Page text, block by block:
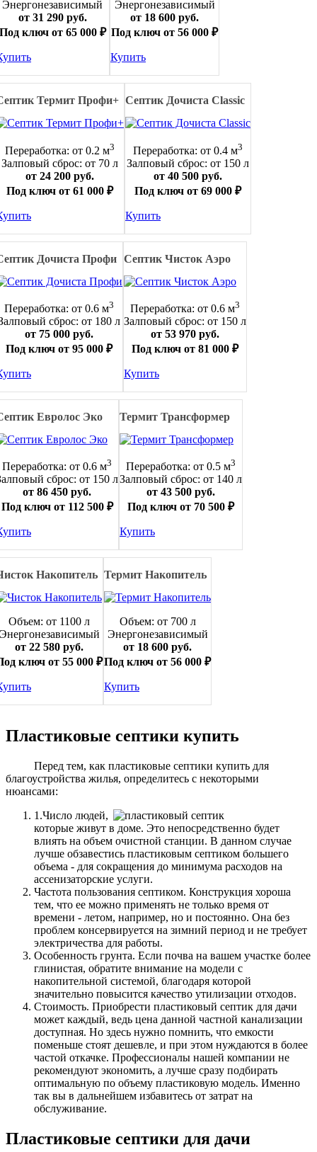
Энергонезависимый
от 31 290 руб.
ключ от 65 000 ₽
Энергонезависимый
от 18 600 руб.
Под ключ от 56 000 ₽
Купить
Термит Профи+
Переработка: от 0.2 м3
Залповый сброс: от 70 л
от 24 200 руб.
Под ключ от 61 000 ₽
Септик Дочиста Classic
Переработка: от 0.4 м3
Залповый сброс: от 150 л
от 40 500 руб.
Под ключ от 69 000 ₽
Купить
Дочиста Профи
Переработка: от 0.6 м3
сброс: от 180 л
от 75 000 руб.
Под ключ от 95 000 ₽
Септик Чисток Аэро
Переработка: от 0.6 м3
Залповый сброс: от 150 л
от 53 970 руб.
Под ключ от 81 000 ₽
Купить
Евролос Эко
Переработка: от 0.6 м3
сброс: от 150 л
от 86 450 руб.
Под ключ от 112 500 ₽
Термит Трансформер
Переработка: от 0.5 м3
Залповый сброс: от 140 л
от 43 500 руб.
Под ключ от 70 500 ₽
Купить
Накопитель
Объем: от 1100 л
от 22 580 руб.
ключ от 55 000 ₽
Термит Накопитель
Объем: от 700 л
Энергонезависимый
от 18 600 руб.
Под ключ от 56 000 ₽
Купить
Пластиковые септики купить
Перед тем, как пластиковые септики купить для
благоустройства жилья, определитесь с некоторыми
нюансами:
1.Число людей,
которые живут в доме. Это непосредственно будет
влиять на объем очистной станции. В данном случае
лучше обзавестись пластиковым септиком большего
объема - для сокращения до минимума расходов на
ассенизаторские услуги.
Частота пользования септиком. Конструкция хороша
тем, что ее можно применять не только время от
времени - летом, например, но и постоянно. Она без
проблем консервируется на зимний период и не требует
электричества для работы.
Особенность грунта. Если почва на вашем участке более
глинистая, обратите внимание на модели с
накопительной системой, благодаря которой
значительно повысится качество утилизации отходов.
Стоимость. Приобрести пластиковый септик для дачи
может каждый, ведь цена данной частной канализации
доступная. Но здесь нужно помнить, что емкости
поменьше стоят дешевле, и при этом нуждаются в более
частой откачке. Профессионалы нашей компании не
рекомендуют экономить, а лучше сразу подбирать
оптимальную по объему пластиковую модель. Именно
так вы в дальнейшем избавитесь от затрат на
обслуживание.
Пластиковые септики для дачи